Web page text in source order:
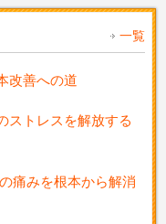
一覧
改善への道
トレスを解放する
痛みを根本から解消